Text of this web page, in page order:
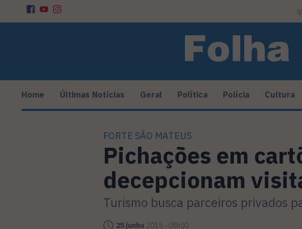
Home Últimas Notícias Geral Política Polícia Cultura
FORTE SÃO MATEUS
Pichações em
decepcionam
Turismo busca parceiros privados
25 junho 2015 - 08h50